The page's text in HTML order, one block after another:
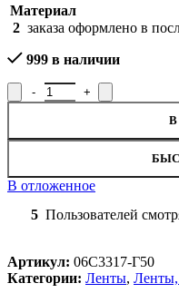
Материал
2 заказа оформлено в
999 в наличии
Количество товара Лента
В отложенное
5 Пользователей
Артикул: 06С3317-Г50
Категории: Ленты,